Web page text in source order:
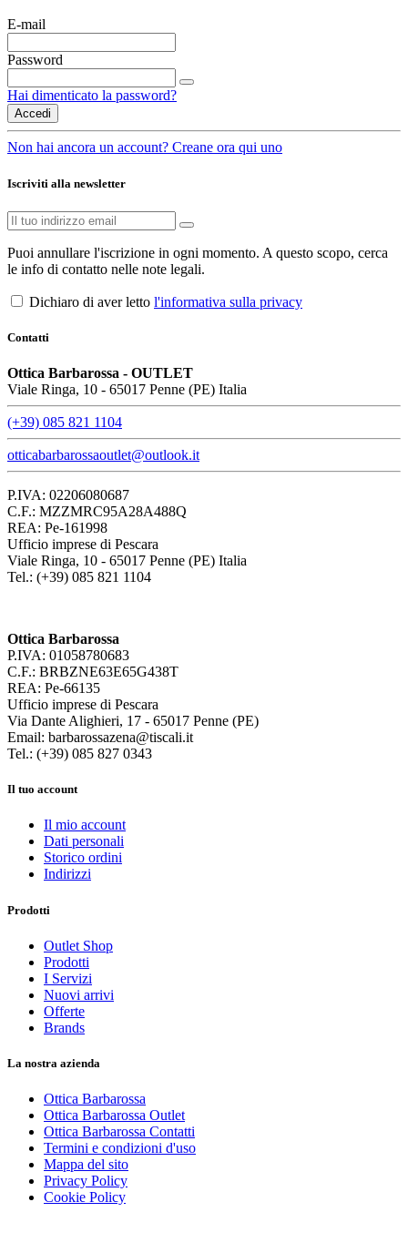
E-mail
Password
Hai dimenticato la password?
Accedi
Non hai ancora un account? Creane ora qui uno
Iscriviti alla newsletter
Puoi annullare l'iscrizione in ogni momento. A questo scopo, cerca
le info di contatto nelle note legali.
Dichiaro di aver letto l'informativa sulla privacy
Contatti
Ottica Barbarossa - OUTLET
Viale Ringa, 10 - 65017 Penne (PE) Italia
(+39) 085 821 1104
otticabarbarossaoutlet@outlook.it
P.IVA: 02206080687
C.F.: MZZMRC95A28A488Q
REA: Pe-161998
Ufficio imprese di Pescara
Viale Ringa, 10 - 65017 Penne (PE) Italia
Tel.: (+39) 085 821 1104
Ottica Barbarossa
P.IVA: 01058780683
C.F.: BRBZNE63E65G438T
REA: Pe-66135
Ufficio imprese di Pescara
Via Dante Alighieri, 17 - 65017 Penne (PE)
Email: barbarossazena@tiscali.it
Tel.: (+39) 085 827 0343
Il tuo account
Il mio account
Dati personali
Storico ordini
Indirizzi
Prodotti
Outlet Shop
Prodotti
I Servizi
Nuovi arrivi
Offerte
Brands
La nostra azienda
Ottica Barbarossa
Ottica Barbarossa Outlet
Ottica Barbarossa Contatti
Termini e condizioni d'uso
Mappa del sito
Privacy Policy
Cookie Policy